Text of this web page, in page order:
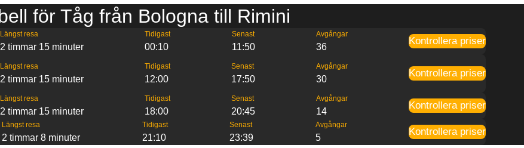
för Tåg från Bologna till Rimini
Längst resa
2 timmar 15 minuter
Tidigast
00:10
Senast
11:50
Avgångar
36
Kontrollera priser
Längst resa
2 timmar 15 minuter
Tidigast
12:00
Senast
17:50
Avgångar
30
Kontrollera priser
Längst resa
2 timmar 15 minuter
Tidigast
18:00
Senast
20:45
Avgångar
14
Kontrollera priser
Längst resa
2 timmar 8 minuter
Tidigast
21:10
Senast
23:39
Avgångar
5
Kontrollera priser